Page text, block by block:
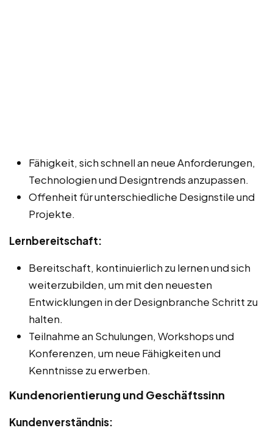
Fähigkeit, sich schnell an neue Anforderungen,
Technologien und Designtrends anzupassen.
Offenheit für unterschiedliche Designstile und
Projekte.
Lernbereitschaft:
Bereitschaft, kontinuierlich zu lernen und sich
weiterzubilden, um mit den neuesten
Entwicklungen in der Designbranche Schritt zu
halten.
Teilnahme an Schulungen, Workshops und
Konferenzen, um neue Fähigkeiten und
Kenntnisse zu erwerben.
Kundenorientierung und Geschäftssinn
Kundenverständnis: